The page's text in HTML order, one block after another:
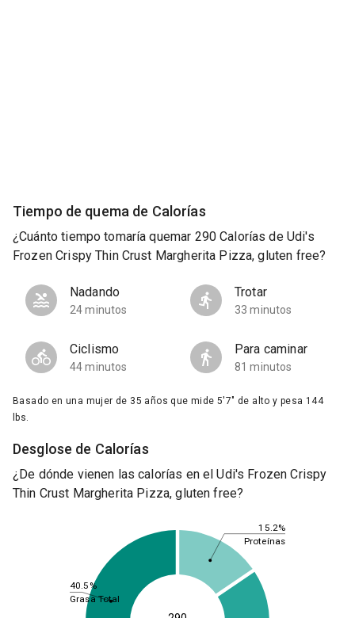
Tiempo de quema de Calorías
¿Cuánto tiempo tomaría quemar 290 Calorías de Udi's
Frozen Crispy Thin Crust Margherita Pizza, gluten free?
Nadando
24 minutos
Trotar
33 minutos
Ciclismo
44 minutos
Para caminar
81 minutos
Basado en una mujer de 35 años que mide 5'7" de alto y pesa 144
lbs.
Desglose de Calorías
¿De dónde vienen las calorías en el Udi's Frozen Crispy
Thin Crust Margherita Pizza, gluten free?
15.2%
40.5%
Proteínas
Grasa Total